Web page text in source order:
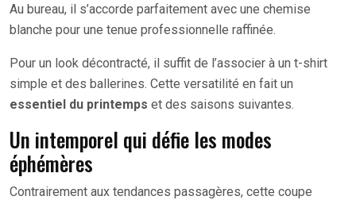
Au bureau, il s’accorde parfaitement avec une chemise
blanche pour une tenue professionnelle raffinée.
Pour un look décontracté, il suffit de l’associer à un t-shirt
simple et des ballerines. Cette versatilité en fait un
essentiel du printemps et des saisons suivantes.
Un intemporel qui défie les modes
éphémères
Contrairement aux tendances passagères, cette coupe